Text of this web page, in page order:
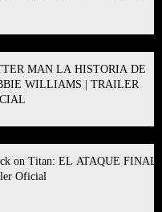
MAN LA HISTORIA DE
WILLIAMS | TRAILER
on Titan: EL ATAQUE FINAL l
Oficial